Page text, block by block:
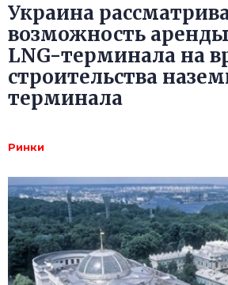
Украина
возможность
LNG-терминала на
строительства
терминала
Ринки